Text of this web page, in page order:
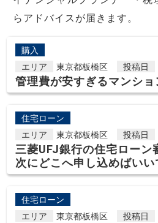
らアドバイスが届きます。
購入
エリア
東京都板橋区 投稿日
管理費が安すぎるマンシ
住宅ローン
エリア
東京都板橋区 投稿日
三菱UFJ銀行の住宅ローン
次にどこへ申し込めばいい
住宅ローン
エリア
東京都板橋区 投稿日